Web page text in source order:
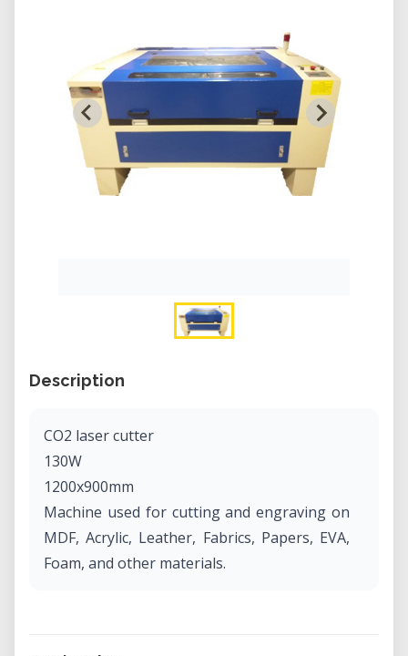
Description
CO2 laser cutter
130W
1200x900mm
Machine used for cutting and engraving on
MDF, Acrylic, Leather, Fabrics, Papers, EVA,
Foam, and other materials.